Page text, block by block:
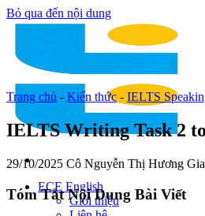
Bỏ qua đến nội dung
ECE English
Giới thiệu
Trang chủ - Kiến thức - IELTS
IELTS Writing Task 2
29/10/2025 Cô Nguyễn Thị Hương
Tóm Tắt Nội Dung Bài Viết